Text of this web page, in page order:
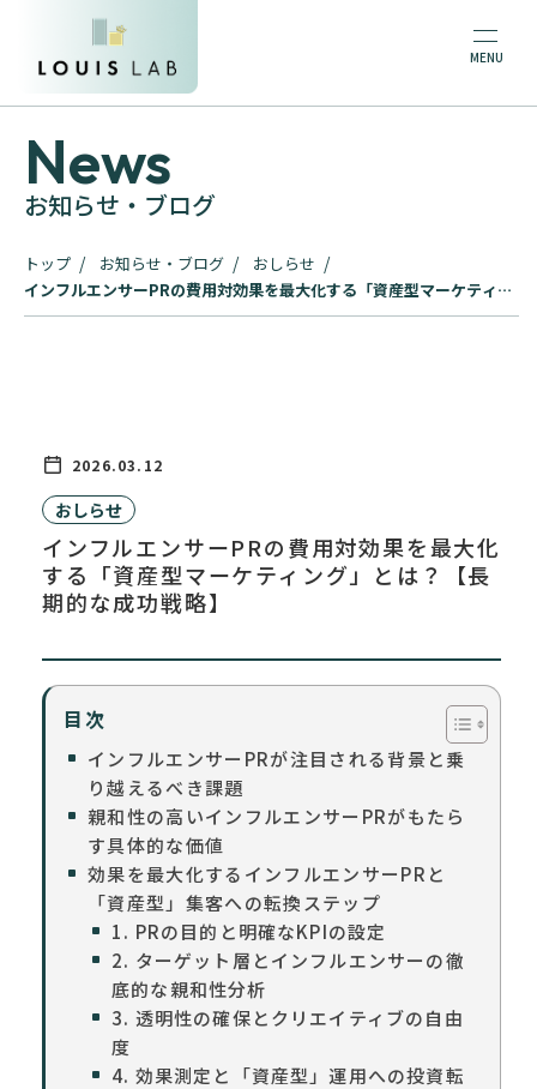
News
お知らせ・ブログ
トップ お知らせ・ブログ
おしらせ
インフルエンサーPRの費用対効果を最大化する「資産型マーケティン
グ」とは？【長期的な成功戦略】
2026.03.12
おしらせ
インフルエンサーPRの費用対効果を最大化
する「資産型マーケティング」とは？【長
期的な成功戦略】
目次
インフルエンサーPRが注目される背景と乗
り越えるべき課題
親和性の高いインフルエンサーPRがもたら
す具体的な価値
効果を最大化するインフルエンサーPRと
「資産型」集客への転換ステップ
1. PRの目的と明確なKPIの設定
2. ターゲット層とインフルエンサーの徹
底的な親和性分析
3. 透明性の確保とクリエイティブの自由
度
4. 効果測定と「資産型」運用への投資転